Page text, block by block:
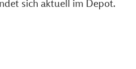
sich aktuell im Depot.